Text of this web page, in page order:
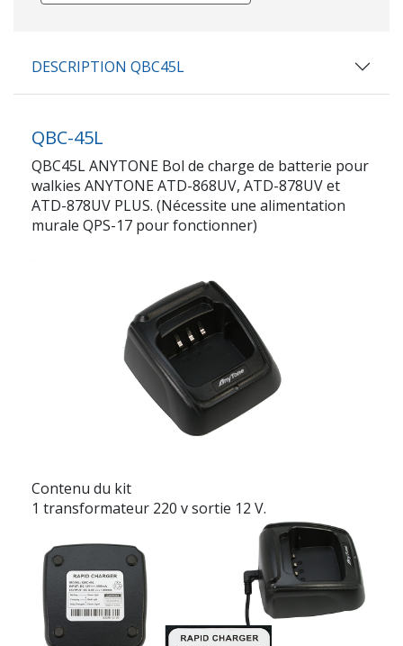
DESCRIPTION QBC45L
QBC-45L
QBC45L ANYTONE Bol de charge de batterie pour
walkies ANYTONE ATD-868UV, ATD-878UV et
ATD-878UV PLUS. (Nécessite une alimentation
murale QPS-17 pour fonctionner)
Contenu du kit
1 transformateur 220 v sortie 12 V.